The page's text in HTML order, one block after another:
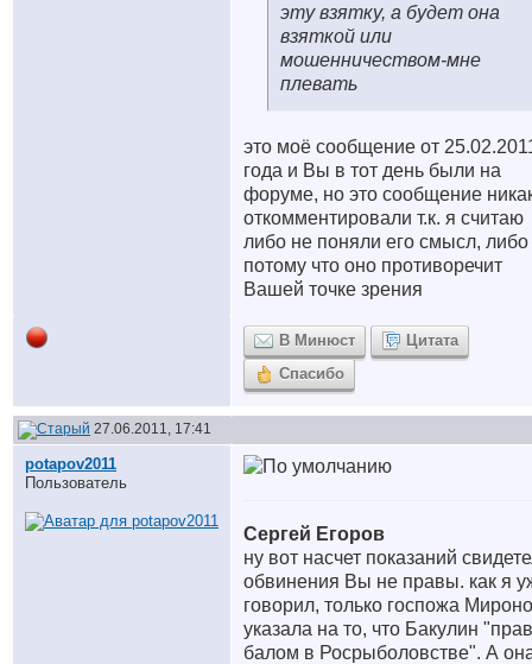
эту взятку, а будет она
взяткой или
мошенничеством-мне
плевать
это моё сообщение от
года и Вы в тот день были на
форуме, но это сообщение
откомментировали т.к. я считаю
либо не поняли его смысл, либо
потому что оно противоречит
Вашей точке зрения
В Минюст
Цитата
Спасибо
27.06.2011, 17:41
potapov2011
Пользователь
Сергей Егоров
ну вот насчет показаний
обвинения Вы не правы. как я
говорил, только госпожа
указала на то, что Бакулин
балом в Росрыболовстве". А